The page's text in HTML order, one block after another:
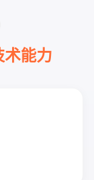
术能力